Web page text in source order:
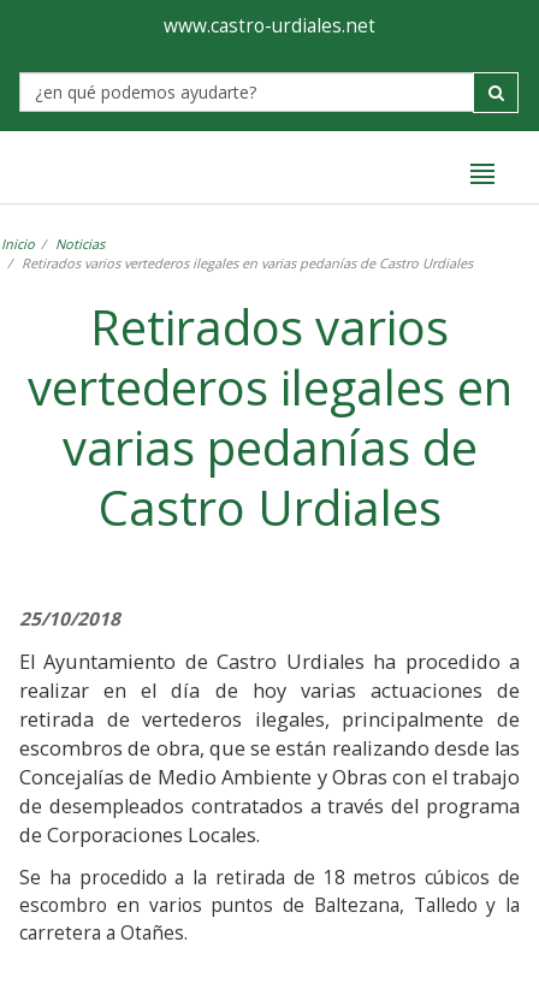
Ayuntamiento
de
Castro-
www.castro-urdiales.net
Label
Inicio
Noticias
Retirados varios vertederos ilegales en varias pedanías de Castro Urdiales
Retirados varios
vertederos ilegales en
varias pedanías de
Castro Urdiales
25/10/2018
El Ayuntamiento de Castro Urdiales ha procedido a
realizar en el día de hoy varias actuaciones de
retirada de vertederos ilegales, principalmente de
escombros de obra, que se están realizando desde las
Concejalías de Medio Ambiente y Obras con el trabajo
de desempleados contratados a través del programa
de Corporaciones Locales.
Se ha procedido a la retirada de 18 metros cúbicos de
escombro en varios puntos de Baltezana, Talledo y la
carretera a Otañes.